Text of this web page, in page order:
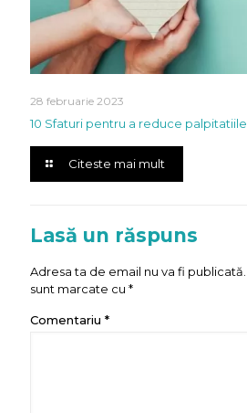
28 februarie 2023
10 Sfaturi pentru a reduce palpitatiile
Citeste mai mult
Lasă un răspuns
Adresa ta de email nu va fi publicată.
sunt marcate cu *
Comentariu *